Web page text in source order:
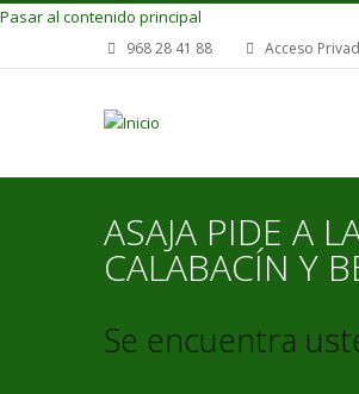
Pasar al contenido principal
968 28 41 88 Acceso
ASAJA PIDE A
CALABACÍN Y
Se encuentra